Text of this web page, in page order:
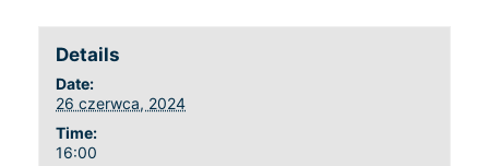
Details
Date:
26 czerwca, 2024
Time:
16:00